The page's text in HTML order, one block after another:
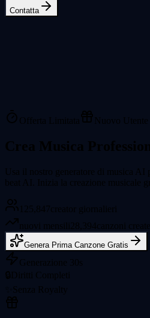
Contatta
Offerta Limitata Nuovo Utente
Crea Musica
Usa il nostro generatore di musica AI
beat AI. Inizia la creazione musicale
125,847creator giornalieri
nuovi mensili
28,394canzoni create
Genera Prima Canzone Gratis
Generazione 30s
🔒Diritti Completi
Senza Royalty